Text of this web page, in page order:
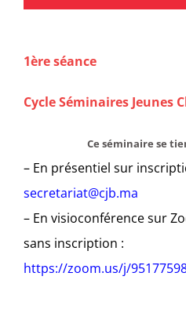
1ère séance
Cycle Séminaires Jeunes
Ce séminaire se
– En présentiel sur
secretariat@cjb.ma
– En visioconférence sur
sans inscription :
https://zoom.us/j/